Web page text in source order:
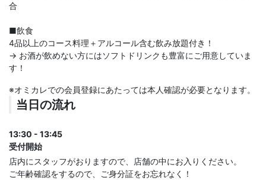
合
■飲食
4品以上のコース料理＋アルコール含む飲み放題付き！
→ お酒が飲めない方にはソフトドリンクも豊富にご用意していま
す！
※オミカレでの会員登録にあたっては本人確認が必要となります。
当日の流れ
13:30 - 13:45
受付開始
店内にスタッフがおりますので、店舗の中にお入りください。
ご年齢確認をするので、ご身分証をお忘れなく！